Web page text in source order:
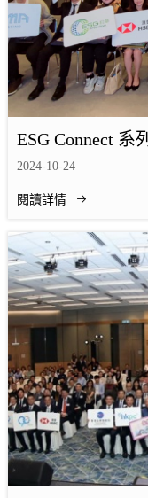
ESG Connect 系
章」講座反應踴躍
2024-10-24
閱讀詳情